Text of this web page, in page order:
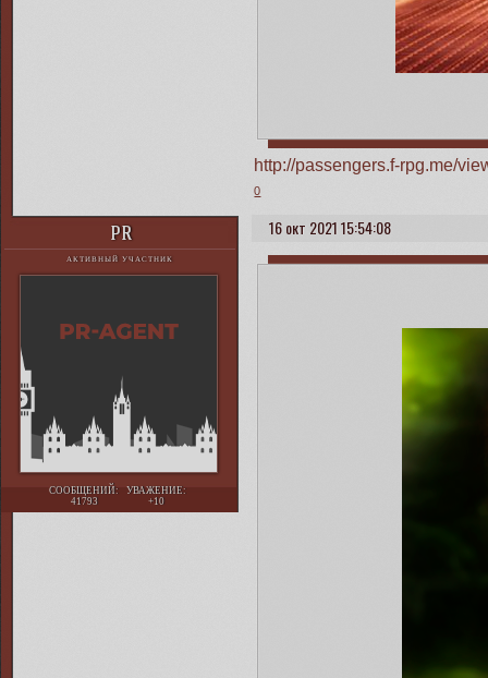
http://passengers.f-rpg.me/
0
16 окт 2021 15:54:08
PR
АКТИВНЫЙ УЧАСТНИК
СООБЩЕНИЙ:
41793
УВАЖЕНИЕ:
+10